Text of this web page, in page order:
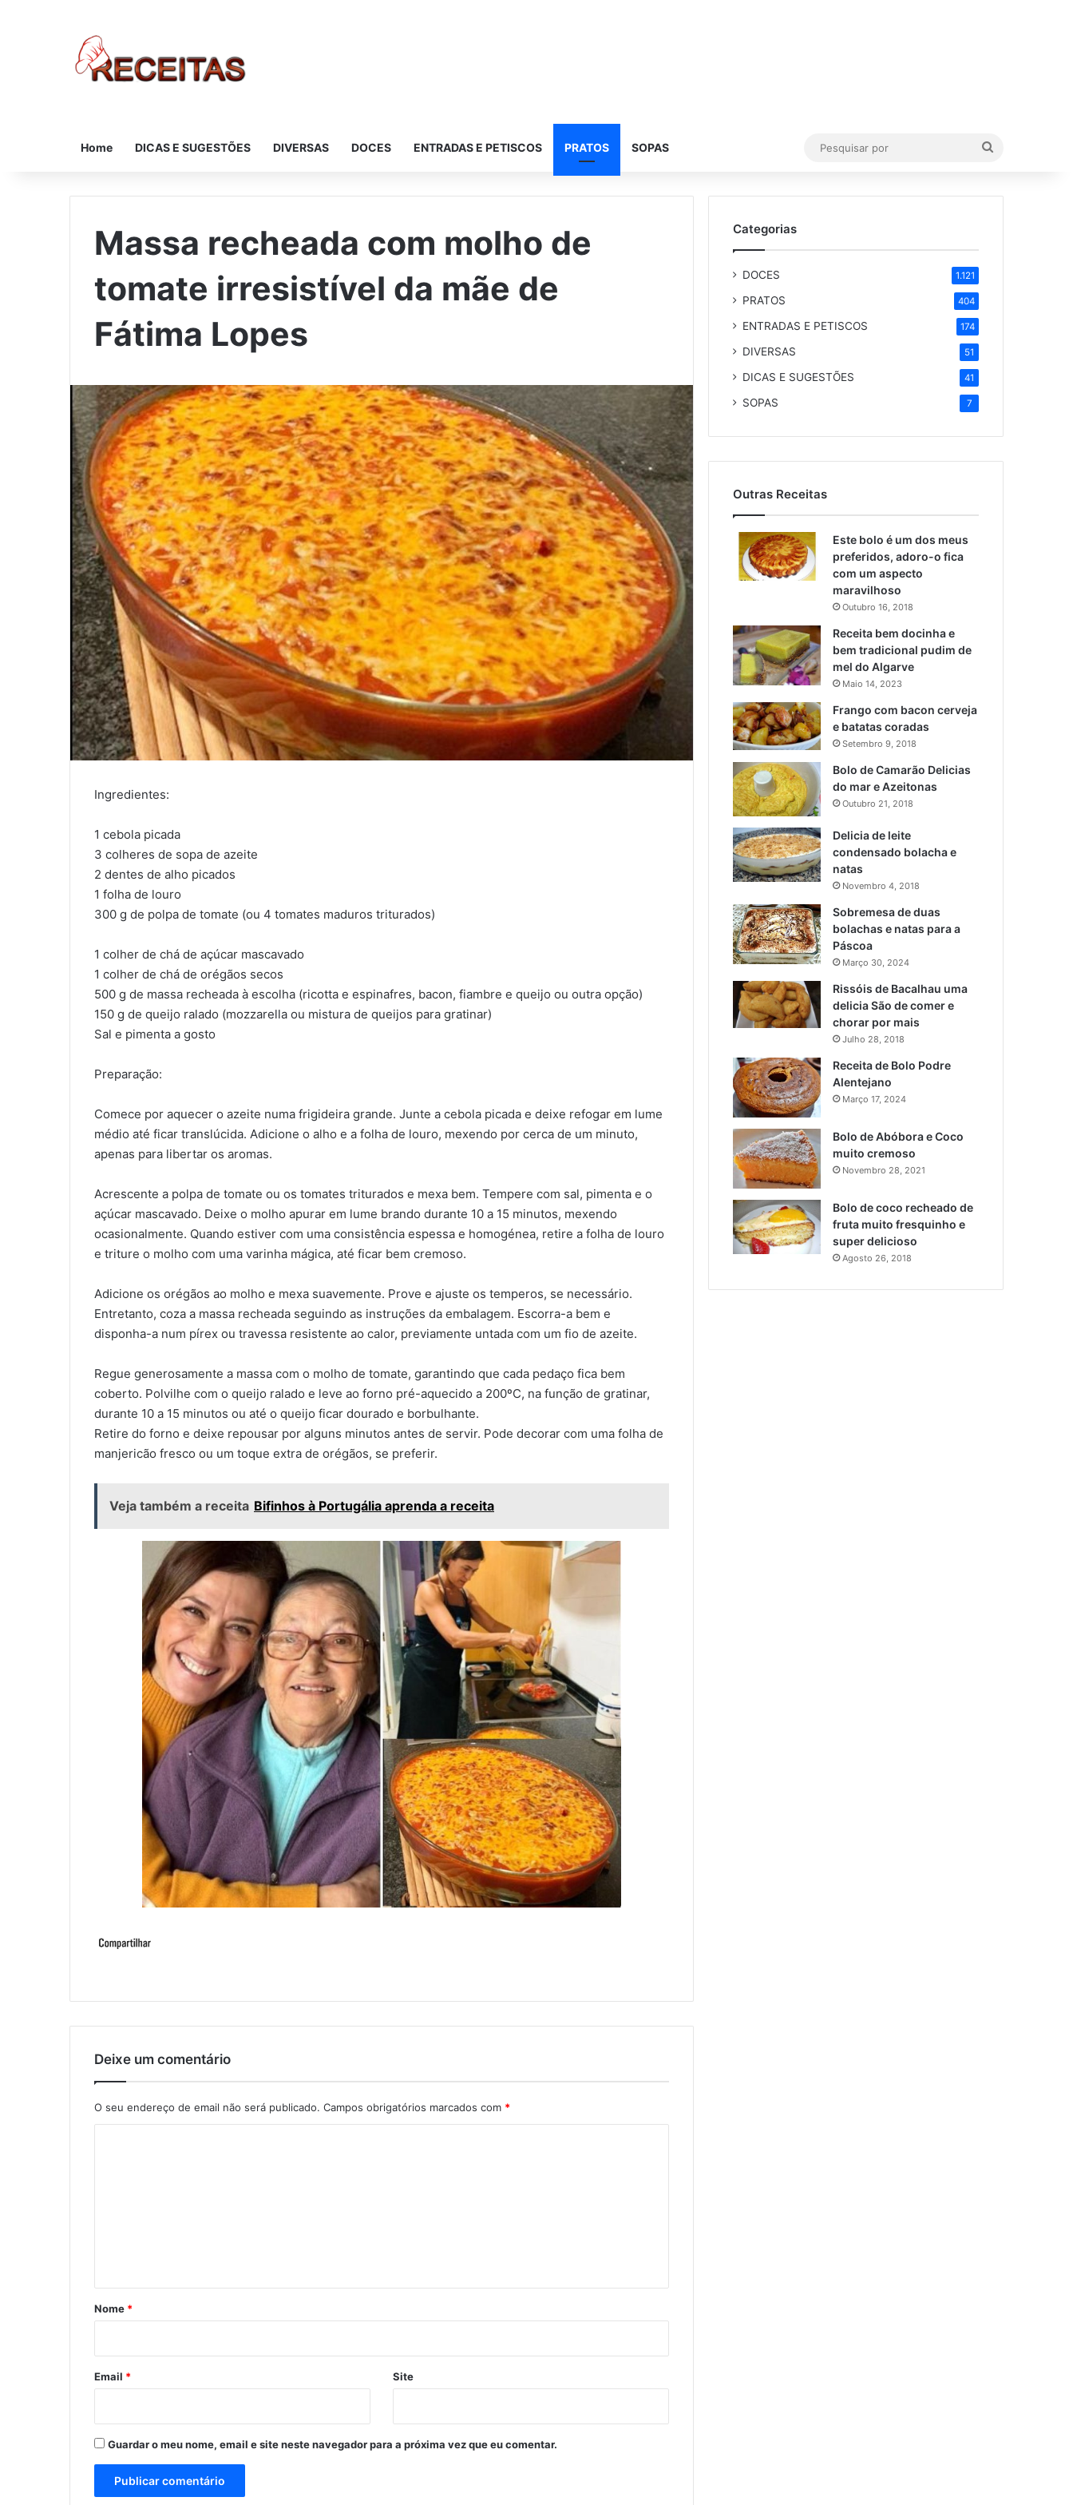
Home DICAS E SUGESTÕES DIVERSAS DOCES ENTRADAS E PETISCOS PRATOS SOPAS
Massa recheada com molho de
tomate irresistível da mãe de
Fátima Lopes
Ingredientes:
1 cebola picada
3 colheres de sopa de azeite
2 dentes de alho picados
1 folha de louro
300 g de polpa de tomate (ou 4 tomates maduros triturados)
1 colher de chá de açúcar mascavado
1 colher de chá de orégãos secos
500 g de massa recheada à escolha (ricotta e espinafres, bacon, fiambre e queijo ou outra opção)
150 g de queijo ralado (mozzarella ou mistura de queijos para gratinar)
Sal e pimenta a gosto
Preparação:
Comece por aquecer o azeite numa frigideira grande. Junte a cebola picada e deixe refogar em lume
médio até ficar translúcida. Adicione o alho e a folha de louro, mexendo por cerca de um minuto,
apenas para libertar os aromas.
Acrescente a polpa de tomate ou os tomates triturados e mexa bem. Tempere com sal, pimenta e o
açúcar mascavado. Deixe o molho apurar em lume brando durante 10 a 15 minutos, mexendo
ocasionalmente. Quando estiver com uma consistência espessa e homogénea, retire a folha de louro
e triture o molho com uma varinha mágica, até ficar bem cremoso.
Adicione os orégãos ao molho e mexa suavemente. Prove e ajuste os temperos, se necessário.
Entretanto, coza a massa recheada seguindo as instruções da embalagem. Escorra-a bem e
disponha-a num pírex ou travessa resistente ao calor, previamente untada com um fio de azeite.
Regue generosamente a massa com o molho de tomate, garantindo que cada pedaço fica bem
coberto. Polvilhe com o queijo ralado e leve ao forno pré-aquecido a 200ºC, na função de gratinar,
durante 10 a 15 minutos ou até o queijo ficar dourado e borbulhante.
Retire do forno e deixe repousar por alguns minutos antes de servir. Pode decorar com uma folha de
manjericão fresco ou um toque extra de orégãos, se preferir.
Veja também a receita Bifinhos à Portugália aprenda a receita
Deixe um comentário
O seu endereço de email não será publicado. Campos obrigatórios marcados com *
r
*
Nome *
Email * Site
Guardar o meu nome, email e site neste navegador para a próxima vez que eu comentar.
Categorias
DOCES 1.121
PRATOS 404
ENTRADAS E PETISCOS 174
DIVERSAS 51
DICAS E SUGESTÕES 41
SOPAS 7
Outras Receitas
Este bolo é um dos meus
preferidos, adoro-o fica
com um aspecto
maravilhoso
Outubro 16, 2018
Receita bem docinha e
bem tradicional pudim de
mel do Algarve
Maio 14, 2023
Frango com bacon cerveja
e batatas coradas
Setembro 9, 2018
Bolo de Camarão Delicias
do mar e Azeitonas
Outubro 21, 2018
Delicia de leite
condensado bolacha e
natas
Novembro 4, 2018
Sobremesa de duas
bolachas e natas para a
Páscoa
Março 30, 2024
Rissóis de Bacalhau uma
delicia São de comer e
chorar por mais
Julho 28, 2018
Receita de Bolo Podre
Alentejano
Março 17, 2024
Bolo de Abóbora e Coco
muito cremoso
Novembro 28, 2021
Bolo de coco recheado de
fruta muito fresquinho e
super delicioso
Agosto 26, 2018